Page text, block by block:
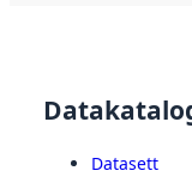
Datasett